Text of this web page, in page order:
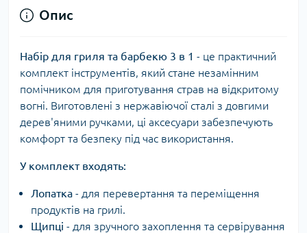
Опис
Набір для гриля та барбекю 3 в 1 - це практичний
комплект інструментів, який стане незамінним
помічником для приготування страв на відкритому
вогні. Виготовлені з нержавіючої сталі з довгими
дерев'яними ручками, ці аксесуари забезпечують
комфорт та безпеку під час використання.
У комплект входять:
Лопатка - для перевертання та переміщення
продуктів на грилі.
Щипці - для зручного захоплення та сервірування